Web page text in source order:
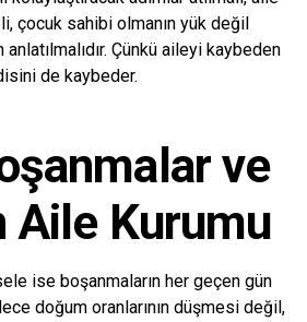
çocuk sahibi olmanın yük değil
Çünkü aileyi kaybeden
de kaybeder.
ve
Aile Kurumu
ise boşanmaların her geçen gün
doğum oranlarının düşmesi değil,